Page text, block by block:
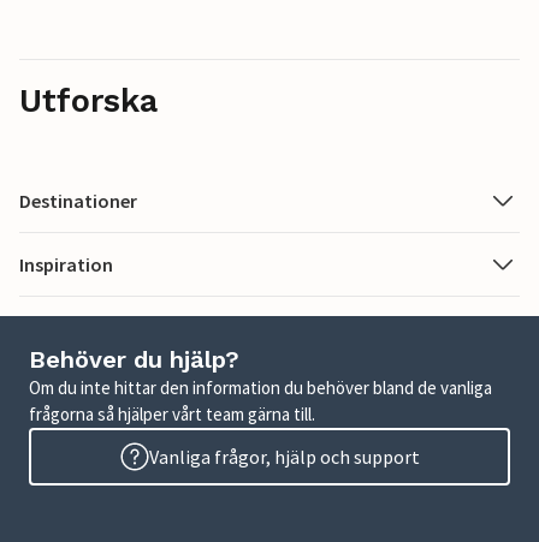
Utforska
Destinationer
Inspiration
Behöver du hjälp?
Om du inte hittar den information du behöver bland de vanliga
frågorna så hjälper vårt team gärna till.
Vanliga frågor, hjälp och support